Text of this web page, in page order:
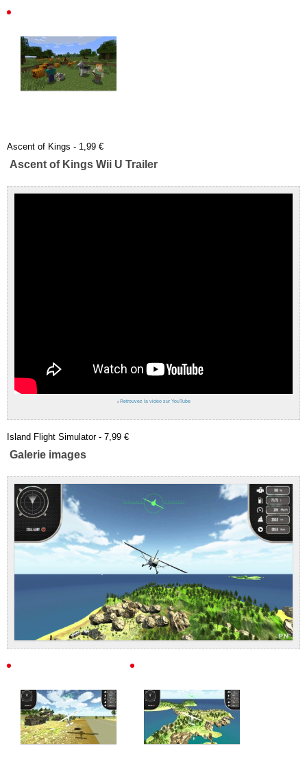
Ascent of Kings - 1,99 €
Ascent of Kings Wii U Trailer
› Retrouvez la vidéo sur YouTube
Island Flight Simulator - 7,99 €
Galerie images